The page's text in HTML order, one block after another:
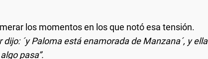
los momentos en los que notó esa tensión.
dijo: ´y Paloma está enamorada de Manzana´, y ella
pasa”.